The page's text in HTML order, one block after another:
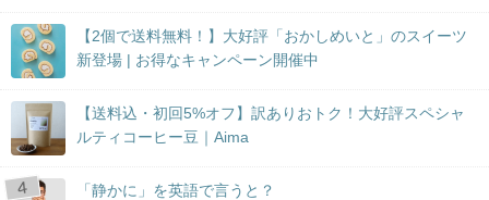
【2個で送料無料！】大好評「おかしめいと」のスイーツ
新登場 | お得なキャンペーン開催中
【送料込・初回5%オフ】訳ありおトク！大好評スペシャ
ルティコーヒー豆｜Aima
「静かに」を英語で言うと？